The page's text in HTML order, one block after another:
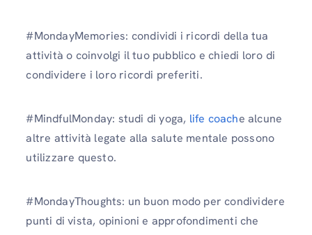
#MondayMemories: condividi i ricordi della tua
attività o coinvolgi il tuo pubblico e chiedi loro di
condividere i loro ricordi preferiti.
#MindfulMonday: studi di yoga, life coache alcune
altre attività legate alla salute mentale possono
utilizzare questo.
#MondayThoughts: un buon modo per condividere
punti di vista, opinioni e approfondimenti che